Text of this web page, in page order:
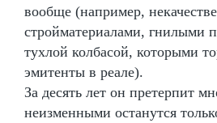
вообще (например,
стройматериалами, гнилыми
тухлой колбасой, которыми
эмитенты в реале).
За десять лет он претерпит
неизменными останутся